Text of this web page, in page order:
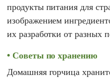
продукты питания для
изображением
их разработки от разных
Советы по хранению
Домашняя горчица